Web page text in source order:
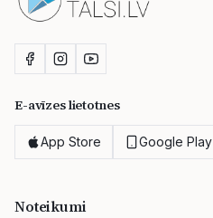
E-avīzes lietotnes
App Store Google Play
Noteikumi